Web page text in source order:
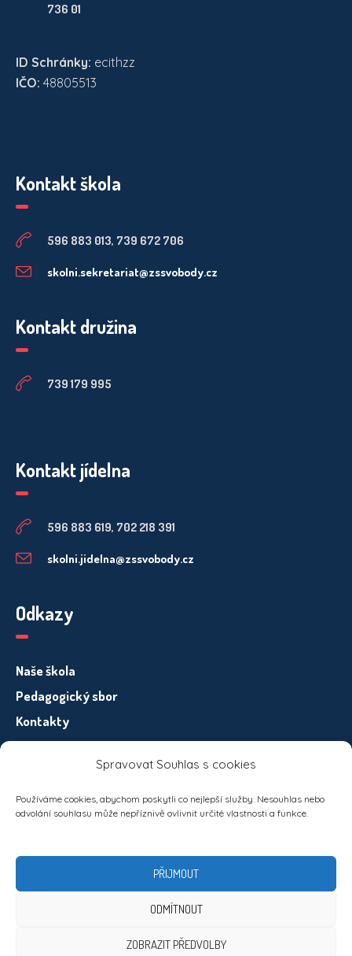
Spravovat Souhlas s cookies
Používáme cookies, abychom poskytli co nejlepší služby. Nesouhlas nebo
odvolání souhlasu může nepříznivě ovlivnit určité vlastnosti a funkce.
PŘIJMOUT
ODMÍTNOUT
ZOBRAZIT PŘEDVOLBY
736 01
ID Schránky: ecithzz
IČO: 48805513
Kontakt škola
596 883 013, 739 672 706
skolni.sekretariat@zssvobody.cz
Kontakt družina
739 179 995
Kontakt jídelna
596 883 619, 702 218 391
skolni.jidelna@zssvobody.cz
Odkazy
Naše škola
Pedagogický sbor
Kontakty
Informace pro subjekty osobních údajů – GDPR